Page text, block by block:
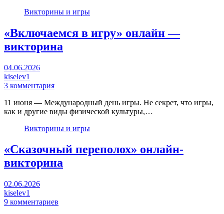
Викторины и игры
«Включаемся в игру» онлайн —
викторина
04.06.2026
kiselev1
3 комментария
11 июня — Международный день игры. Не секрет, что игры,
как и другие виды физической культуры,…
Викторины и игры
«Сказочный переполох» онлайн-
викторина
02.06.2026
kiselev1
9 комментариев